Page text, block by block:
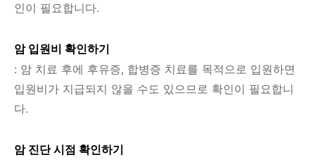
인이 필요합니다.
암 입원비 확인하기
: 암 치료 후에 후유증, 합병증 치료를 목적으로 입원하면
입원비가 지급되지 않을 수도 있으므로 확인이 필요합니
다.
암 진단 시점 확인하기